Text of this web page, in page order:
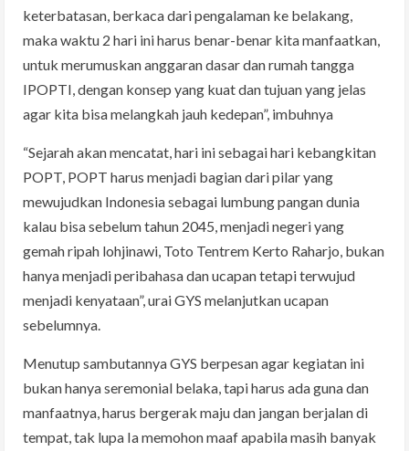
keterbatasan, berkaca dari pengalaman ke belakang,
maka waktu 2 hari ini harus benar-benar kita manfaatkan,
untuk merumuskan anggaran dasar dan rumah tangga
IPOPTI, dengan konsep yang kuat dan tujuan yang jelas
agar kita bisa melangkah jauh kedepan”, imbuhnya
“Sejarah akan mencatat, hari ini sebagai hari kebangkitan
POPT, POPT harus menjadi bagian dari pilar yang
mewujudkan Indonesia sebagai lumbung pangan dunia
kalau bisa sebelum tahun 2045, menjadi negeri yang
gemah ripah lohjinawi, Toto Tentrem Kerto Raharjo, bukan
hanya menjadi peribahasa dan ucapan tetapi terwujud
menjadi kenyataan”, urai GYS melanjutkan ucapan
sebelumnya.
Menutup sambutannya GYS berpesan agar kegiatan ini
bukan hanya seremonial belaka, tapi harus ada guna dan
manfaatnya, harus bergerak maju dan jangan berjalan di
tempat, tak lupa Ia memohon maaf apabila masih banyak